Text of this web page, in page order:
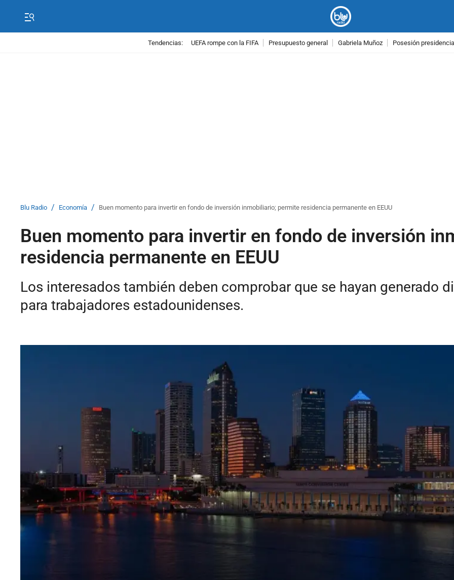
Tendencias: UEFA rompe con la FIFA Presupuesto general Gabriela Muñoz Posesión
Blu Radio / Economía / Buen momento para invertir en fondo de inversión inmobiliario; permite residencia permanente en EEUU
Buen momento para invertir en fondo de inversión
residencia permanente en EEUU
Los interesados también deben comprobar que se hayan generado
para trabajadores estadounidenses.